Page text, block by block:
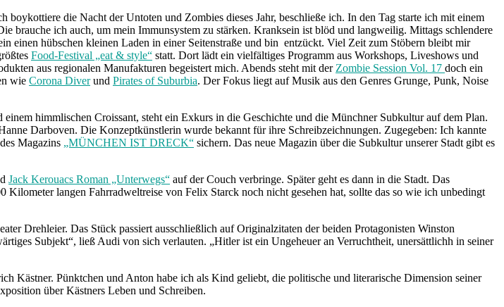
die Nacht der Untoten und Zombies dieses Jahr, beschließe ich. In den Tag starte ich mit einem
ich auch, um mein Immunsystem zu stärken. Kranksein ist blöd und langweilig. Mittags schlendere
einen hübschen kleinen Laden in einer Seitenstraße und bin entzückt. Viel Zeit zum Stöbern bleibt mir
Food-Festival „eat & style“ statt. Dort lädt ein vielfältiges Programm aus Workshops, Liveshows und
aus regionalen Manufakturen begeistert mich. Abends steht mit der Zombie Session Vol. 17 doch ein
wie Corona Diverund Pirates of Suburbia. Der Fokus liegt auf Musik aus den Genres Grunge, Punk, Noise
himmlischen Croissant, steht ein Exkurs in die Geschichte und die Münchner Subkultur auf dem Plan.
Darboven. Die Konzeptkünstlerin wurde bekannt für ihre Schreibzeichnungen. Zugegeben: Ich kannte
Magazins „MÜNCHEN IST DRECK“ sichern. Das neue Magazin über die Subkultur unserer Stadt gibt es
Jack Kerouacs Roman „Unterwegs“ auf der Couch verbringe. Später geht es dann in die Stadt. Das
Kilometer langen Fahrradweltreise von Felix Starck noch nicht gesehen hat, sollte das so wie ich unbedingt
Drehleier. Das Stück passiert ausschließlich auf Originalzitaten der beiden Protagonisten Winston
Subjekt“, ließ Audi von sich verlauten. „Hitler ist ein Ungeheuer an Verruchtheit, unersättlichh in seiner
Kästner. Pünktchen und Anton habe ich als Kind geliebt, die politische und literarische Dimension seiner
über Kästners Leben und Schreiben.